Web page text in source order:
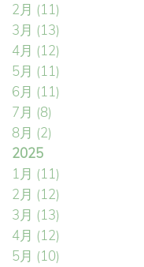
2月 (11)
3月 (13)
4月 (12)
5月 (11)
6月 (11)
7月 (8)
8月 (2)
2025
1月 (11)
2月 (12)
3月 (13)
4月 (12)
5月 (10)